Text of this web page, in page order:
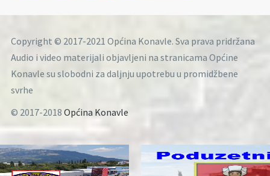
Copyright © 2017-2021 Općina Konavle. Sva prava pridržana
Audio i video materijali objavljeni na stranicama Općine
Konavle su slobodni za daljnju upotrebu u promidžbene
svrhe
© 2017-2018 Općina Konavle